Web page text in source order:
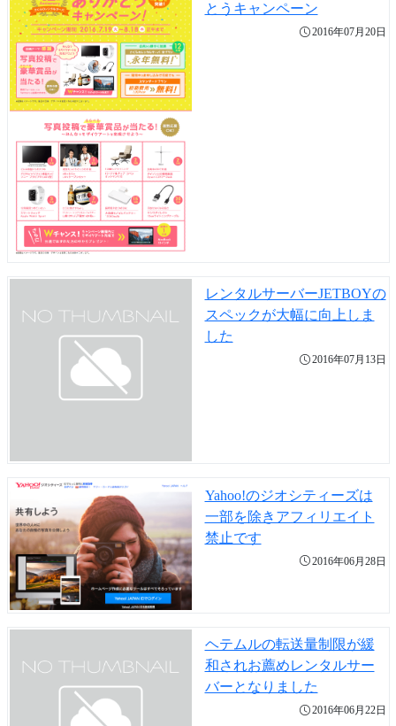
とうキャンペーン
2016年07月20日
レンタルサーバーJETBOYの
スペックが大幅に向上しま
した
2016年07月13日
Yahoo!のジオシティーズは
一部を除きアフィリエイト
禁止です
2016年06月28日
ヘテムルの転送量制限が緩
和されお薦めレンタルサー
バーとなりました
2016年06月22日